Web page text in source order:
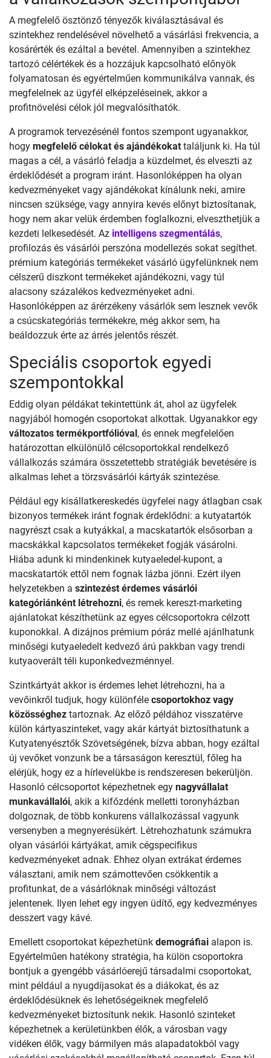
A megfelelő ösztönző tényezők kiválasztásával és
szintekhez rendelésével növelhető a vásárlási frekvencia, a
kosárérték és ezáltal a bevétel. Amennyiben a szintekhez
tartozó célértékek és a hozzájuk kapcsolható előnyök
folyamatosan és egyértelműen kommunikálva vannak, és
megfelelnek az ügyfél elképzeléseinek, akkor a
profitnövelési célok jól megvalósíthatók.
A programok tervezésénél fontos szempont ugyanakkor,
hogy megfelelő célokat és ajándékokat találjunk ki. Ha túl
magas a cél, a vásárló feladja a küzdelmet, és elveszti az
érdeklődését a program iránt. Hasonlóképpen ha olyan
kedvezményeket vagy ajándékokat kínálunk neki, amire
nincsen szüksége, vagy annyira kevés előnyt biztosítanak,
hogy nem akar velük érdemben foglalkozni, elveszthetjük a
kezdeti lelkesedését. Az intelligens szegmentálás,
profilozás és vásárlói perszóna modellezés sokat segíthet.
prémium kategóriás termékeket vásárló ügyfelünknek nem
célszerű diszkont termékeket ajándékozni, vagy túl
alacsony százalékos kedvezményeket adni.
Hasonlóképpen az árérzékeny vásárlók sem lesznek vevők
a csúcskategóriás termékekre, még akkor sem, ha
beáldozzuk érte az árrés jelentős részét.
Speciális csoportok egyedi
szempontokkal
Eddig olyan példákat tekintettünk át, ahol az ügyfelek
nagyjából homogén csoportokat alkottak. Ugyanakkor egy
változatos termékportfólióval, és ennek megfelelően
határozottan elkülönülő célcsoportokkal rendelkező
vállalkozás számára összetettebb stratégiák bevetésére is
alkalmas lehet a törzsvásárlói kártyák szintezése.
Például egy kisállatkereskedés ügyfelei nagy átlagban csak
bizonyos termékek iránt fognak érdeklődni: a kutyatartók
nagyrészt csak a kutyákkal, a macskatartók elsősorban a
macskákkal kapcsolatos termékeket fogják vásárolni.
Hiába adunk ki mindenkinek kutyaeledel-kupont, a
macskatartók ettől nem fognak lázba jönni. Ezért ilyen
helyzetekben a szintezést érdemes vásárlói
kategóriánként létrehozni, és remek kereszt-marketing
ajánlatokat készíthetünk az egyes célcsoportokra célzott
kuponokkal. A dizájnos prémium póráz mellé ajánlhatunk
minőségi kutyaeledelt kedvező árú pakkban vagy trendi
kutyaoverált téli kuponkedvezménnyel.
Szintkártyát akkor is érdemes lehet létrehozni, ha a
vevőinkről tudjuk, hogy különféle csoportokhoz vagy
közösséghez tartoznak. Az előző példához visszatérve
külön kártyaszinteket, vagy akár kártyát biztosíthatunk a
Kutyatenyésztők Szövetségének, bízva abban, hogy ezáltal
új vevőket vonzunk be a társaságon keresztül, főleg ha
elérjük, hogy ez a hírlevelükbe is rendszeresen bekerüljön.
Hasonló célcsoportot képezhetnek egy nagyvállalat
munkavállalói, akik a kifőzdénk melletti toronyházban
dolgoznak, de több konkurens vállalkozással vagyunk
versenyben a megnyerésükért. Létrehozhatunk számukra
olyan vásárlói kártyákat, amik cégspecifikus
kedvezményeket adnak. Ehhez olyan extrákat érdemes
választani, amik nem számottevően csökkentik a
profitunkat, de a vásárlóknak minőségi változást
jelentenek. Ilyen lehet egy ingyen üdítő, egy kedvezményes
desszert vagy kávé.
Emellett csoportokat képezhetünk demográfiai alapon is.
Egyértelműen hatékony stratégia, ha külön csoportokra
bontjuk a gyengébb vásárlóerejű társadalmi csoportokat,
mint például a nyugdíjasokat és a diákokat, és az
érdeklődésüknek és lehetőségeiknek megfelelő
kedvezményeket biztosítunk nekik. Hasonló szinteket
képezhetnek a kerületünkben élők, a városban vagy
vidéken élők, vagy bármilyen más alapadatokból vagy